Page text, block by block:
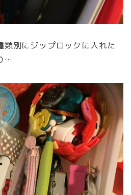
別にジップロックに入れた
…